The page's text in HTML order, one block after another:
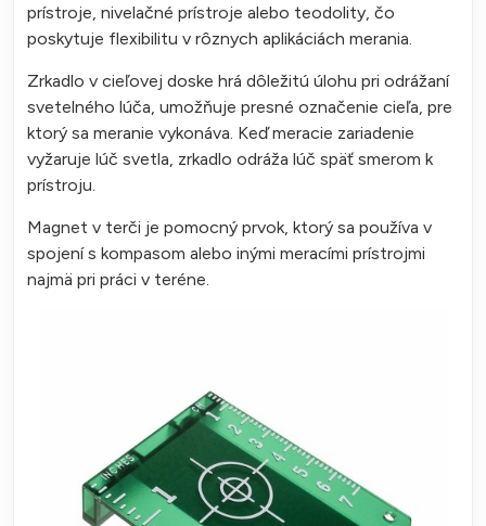
prístroje, nivelačné prístroje alebo teodolity, čo
poskytuje flexibilitu v rôznych aplikáciách merania.
Zrkadlo v cieľovej doske hrá dôležitú úlohu pri odrážaní
svetelného lúča, umožňuje presné označenie cieľa, pre
ktorý sa meranie vykonáva. Keď meracie zariadenie
vyžaruje lúč svetla, zrkadlo odráža lúč späť smerom k
prístroju.
Magnet v terči je pomocný prvok, ktorý sa používa v
spojení s kompasom alebo inými meracími prístrojmi
najmä pri práci v teréne.